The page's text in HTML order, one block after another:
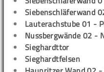
Siebenschläferwand
Lauterachstube 01 -
Nussbergwände 02 -
Sieghardttor
Sieghardtfelsen